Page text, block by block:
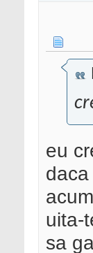
eu
uita-
sa